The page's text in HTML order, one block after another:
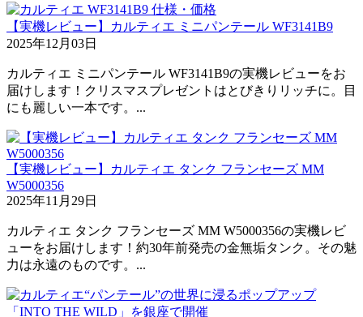
【実機レビュー】カルティエ ミニパンテール WF3141B9
2025年12月03日
カルティエ ミニパンテール WF3141B9の実機レビューをお
届けします！クリスマスプレゼントはとびきりリッチに。目
にも麗しい一本です。...
【実機レビュー】カルティエ タンク フランセーズ MM
W5000356
2025年11月29日
カルティエ タンク フランセーズ MM W5000356の実機レビ
ューをお届けします！約30年前発売の金無垢タンク。その魅
力は永遠のものです。...